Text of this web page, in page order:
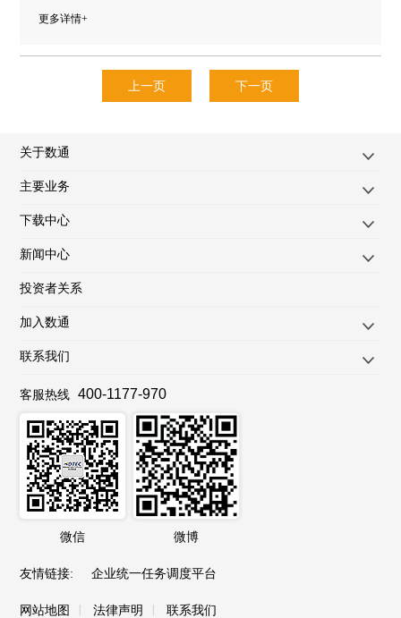
更多详情+
上一页 下一页
关于数通
主要业务
下载中心
新闻中心
投资者关系
加入数通
联系我们
客服热线 400-1177-970
微信 微博
友情链接: 企业统一任务调度平台
网站地图 | 法律声明 | 联系我们